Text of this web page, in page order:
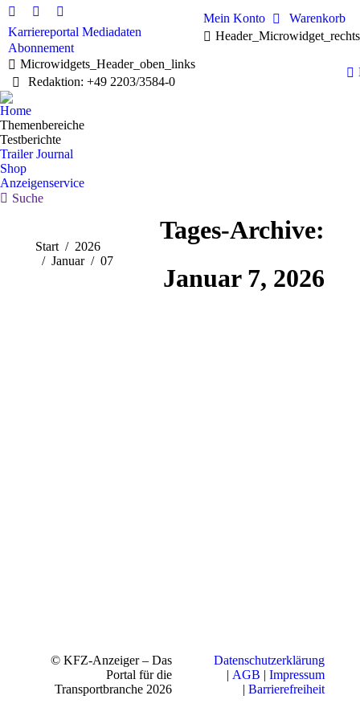
Karriereportal Mediadaten
Abonnement
Microwidgets_Header_oben_links
Redaktion: +49 2203/3584-0
Mein Konto
Warenkorb
Home
Themenbereiche
Testberichte
Trailer Journal
Shop
Anzeigenservice
Suche
Sie befinden sich hier:
Start
2026
Januar
07
Tages-Archive:
Januar 7, 2026
© KFZ-Anzeiger – Das
Portal für die
Transportbranche 2026
Datenschutzerklärung
| AGB | Impressum
| Barrierefreiheit